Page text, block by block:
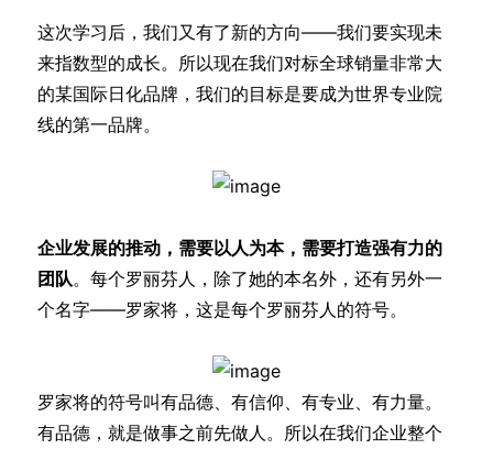
这次学习后，我们又有了新的方向——我们要实现未
来指数型的成长。所以现在我们对标全球销量非常大
的某国际日化品牌，我们的目标是要成为世界专业院
线的第一品牌。
企业发展的推动，需要以人为本，需要打造强有力的
团队。每个罗丽芬人，除了她的本名外，还有另外一
个名字——罗家将，这是每个罗丽芬人的符号。
罗家将的符号叫有品德、有信仰、有专业、有力量。
有品德，就是做事之前先做人。所以在我们企业整个